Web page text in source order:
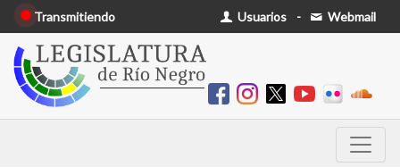
Transmitiendo Usuarios - Webmail